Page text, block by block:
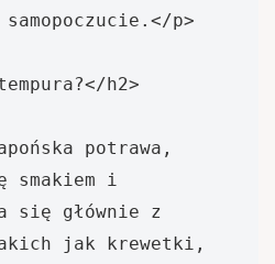
p>
h2>
potrawa,
smakiem i
się głównie z
jak krewetki,